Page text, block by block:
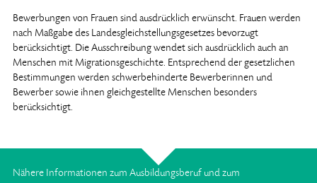
Bewerbungen von Frauen sind ausdrücklich erwünscht. Frauen werden
nach Maßgabe des Landesgleichstellungsgesetzes bevorzugt
berücksichtigt. Die Ausschreibung wendet sich ausdrücklich auch an
Menschen mit Migrationsgeschichte. Entsprechend der gesetzlichen
Bestimmungen werden schwerbehinderte Bewerberinnen und
Bewerber sowie ihnen gleichgestellte Menschen besonders
berücksichtigt.
Nähere Informationen zum Ausbildungsberuf und zum